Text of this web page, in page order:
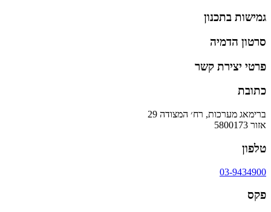
גמישות בתכנון
סרטון הדמיה
פרטי יצירת קשר
כתובת
ברימאג מערכות, רח׳ המצודה 29
אזור 5800173
טלפון
03-9434900
פקס